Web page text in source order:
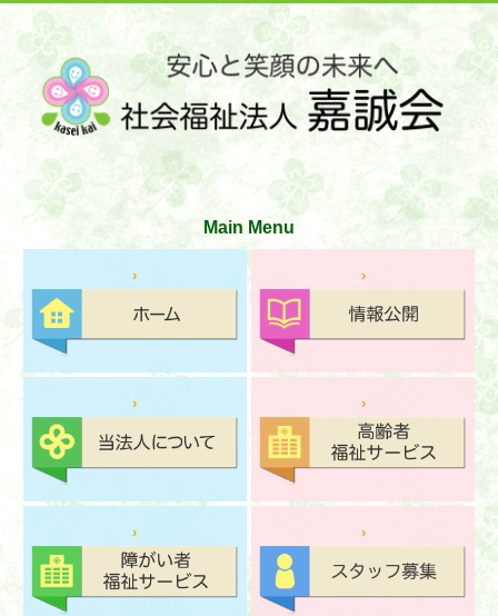
お問い合わせ
サイトマップ